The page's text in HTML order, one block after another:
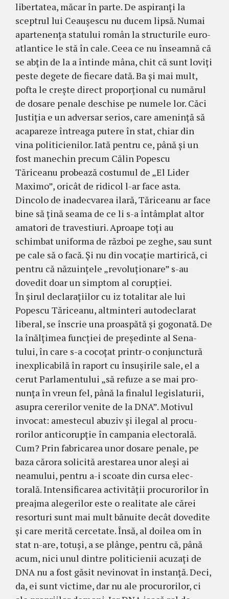
libertatea, mă­car în parte. De aspiranţi la
sceptrul lui Cea­u­şescu nu ducem lipsă. Numai
apartenenţa statului român la struc­turile euro-
atlantice le stă în cale. Ceea ce nu înseamnă că
se abţin de la a întinde mâna, chit că sunt loviţi
peste degete de fiecare dată. Ba şi mai mult,
pofta le creşte direct proporţional cu numă­rul
de dosare penale deschise pe numele lor. Căci
Justiţia e un adversar serios, care ame­ninţă să
acapareze întreaga putere în stat, chiar din
vina politicienilor. Iată pentru ce, până şi un
fost manechin precum Călin Po­pescu
Tăriceanu probează costumul de „El Lider
Maximo”, oricât de ridicol l-ar face asta.
Dincolo de inadecvarea ilară, Tăricea­nu ar face
bine să ţină seama de ce li s-a în­tâmplat altor
amatori de travestiuri. Aproa­pe toţi au
schimbat uniforma de răz­boi pe zeghe, sau sunt
pe cale să o facă. Şi nu din vocaţie martirică, ci
pentru că nă­zuinţele „re­voluţionare” s-au
dovedit doar un simp­tom al corupţiei.
În şirul declaraţiilor cu iz totalitar ale lui
Popescu Tăriceanu, altminteri autodeclarat
liberal, se înscrie una proaspătă şi gogonată. De
la înălţimea funcţiei de preşedinte al Se­na­
tului, în care s-a cocoţat printr-o con­junc­tură
inexplicabilă în raport cu însuşirile sale, el a
cerut Parlamentului „să refuze a se mai pro­
nunţa în vreun fel, până la finalul le­gislaturii,
asupra cererilor venite de la DNA”. Motivul
invocat: amestecul abuziv şi ilegal al procu­
rorilor anticorupţie în campania electorală.
Cum? Prin fabricarea unor dosare penale, pe
baza cărora solicită arestarea unor aleşi ai
neamului, pentru a-i scoate din cursa elec­
torală. Intensificarea activităţii procu­rorilor în
preajma alegerilor este o realitate ale cărei
resorturi sunt mai mult bănuite decât dovedite
şi care merită cercetate. Însă, al doilea om în
stat n-are, totuşi, a se plânge, pentru că, până
acum, nici unul dintre politicienii acuzaţi de
DNA nu a fost găsit nevinovat în instanţă. Deci,
da, ei sunt victime, dar nu ale procu­rorilor, ci